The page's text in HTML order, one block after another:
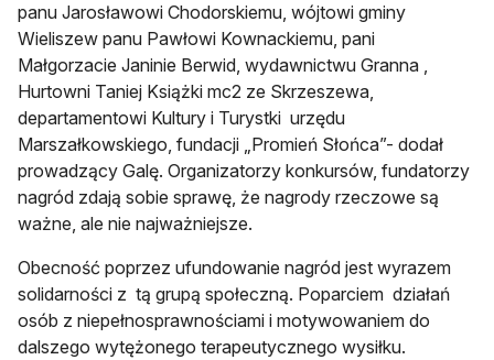
panu Jarosławowi Chodorskiemu, wójtowi gminy
Wieliszew panu Pawłowi Kownackiemu, pani
Małgorzacie Janinie Berwid, wydawnictwu Granna ,
Hurtowni Taniej Książki mc2 ze Skrzeszewa,
departamentowi Kultury i Turystki urzędu
Marszałkowskiego, fundacji „Promień Słońca”- dodał
prowadzący Galę. Organizatorzy konkursów, fundatorzy
nagród zdają sobie sprawę, że nagrody rzeczowe są
ważne, ale nie najważniejsze.
Obecność poprzez ufundowanie nagród jest wyrazem
solidarności z tą grupą społeczną. Poparciem działań
osób z niepełnosprawnościami i motywowaniem do
dalszego wytężonego terapeutycznego wysiłku.